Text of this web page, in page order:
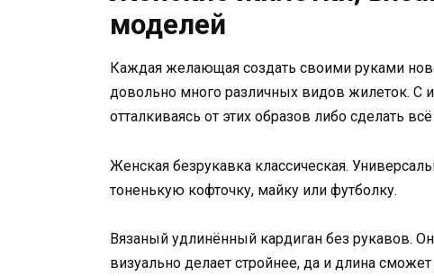
моделей
Каждая желающая создать своими руками
довольно много различных видов жилеток.
отталкиваясь от этих образов либо сделать
Женская безрукавка классическая.
тоненькую кофточку, майку или футболку.
Вязаный удлинённый кардиган без рукавов.
визуально делает стройнее, да и длина